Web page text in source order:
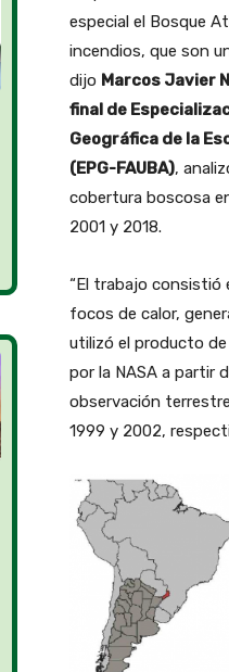
especial el Bosque
incendios, que son
dijo Marcos Javier
final de
Geográfica de la
(EPG-FAUBA),
cobertura boscosa
2001 y 2018.
“El trabajo consistió
focos de calor,
utilizó el producto
por la NASA a partir
observación
1999 y 2002,